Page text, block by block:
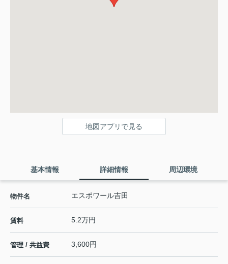
地図アプリで見る
基本情報 詳細情報 周辺環境
物件名 エスポワール吉田
賃料 5.2万円
管理 / 共益費 3,600円